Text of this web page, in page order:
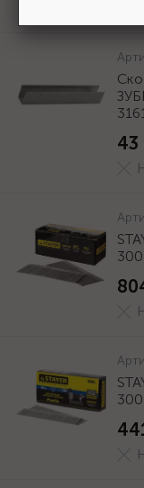
43